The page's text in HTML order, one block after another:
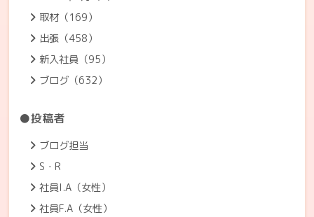
取材（169）
出張（458）
新入社員（95）
ブログ（632）
●投稿者
ブログ担当
S・R
社員I.A（女性）
社員F.A（女性）